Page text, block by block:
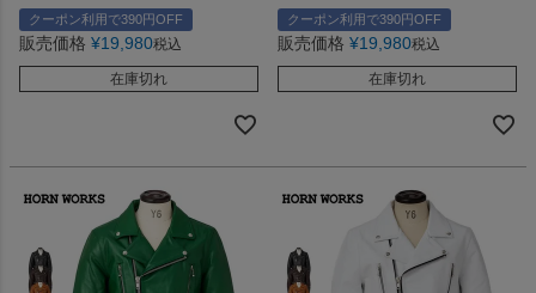
クーポン利用で390円OFF
販売価格 ¥19,980税込
在庫切れ
クーポン利用で390円OFF
販売価格 ¥19,980税込
在庫切れ